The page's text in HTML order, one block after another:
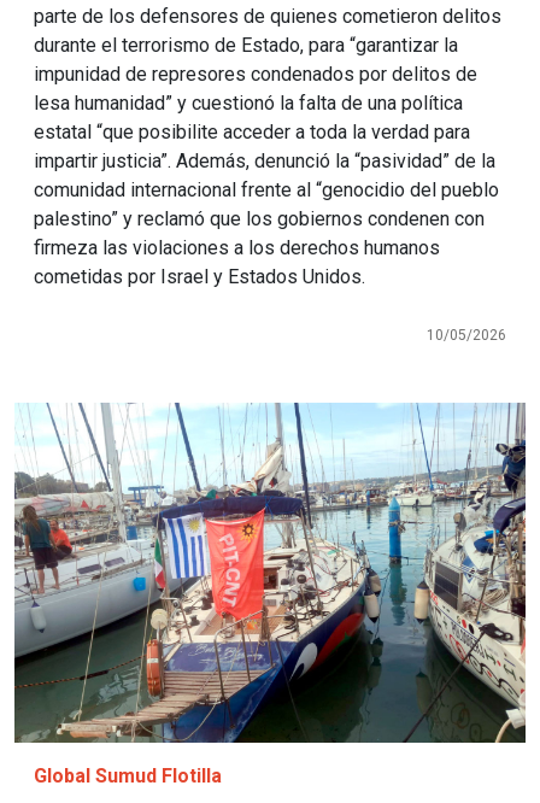
parte de los defensores de quienes cometieron delitos
durante el terrorismo de Estado, para “garantizar la
impunidad de represores condenados por delitos de
lesa humanidad” y cuestionó la falta de una política
estatal “que posibilite acceder a toda la verdad para
impartir justicia”. Además, denunció la “pasividad” de la
comunidad internacional frente al “genocidio del pueblo
palestino” y reclamó que los gobiernos condenen con
firmeza las violaciones a los derechos humanos
cometidas por Israel y Estados Unidos.
10/05/2026
Imagen
Global Sumud Flotilla